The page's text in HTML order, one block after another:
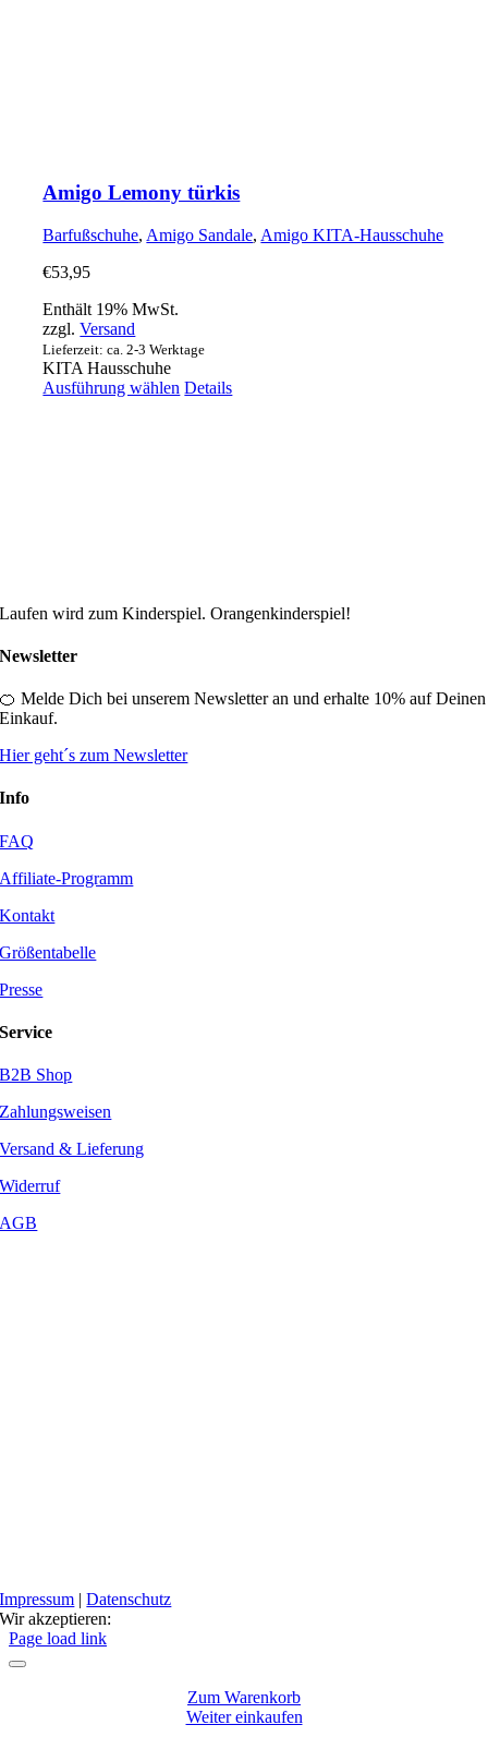
Amigo Lemony türkis
Barfußschuhe, Amigo Sandale, Amigo KITA-Hausschuhe
€53,95
Enthält 19% MwSt.
zzgl.Versand
Lieferzeit: ca. 2-3 Werktage
KITA Hausschuhe
Ausführung wählen Dieses
gewählt
Details
Laufen wird zum Kinderspiel. Orangenkinderspiel!
Newsletter
🍊 Melde Dich bei unserem Newsletter an und erhalte 10% auf Deinen
Einkauf.
Hier geht´s zum Newsletter
Info
FAQ
Affiliate-Programm
Kontakt
Größentabelle
Presse
Service
B2B Shop
Zahlungsweisen
Versand & Lieferung
Widerruf
AGB
Impressum |Datenschutz
Wir akzeptieren:
Page load link
Zum Warenkorb
Weiter einkaufen